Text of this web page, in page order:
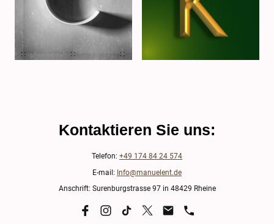
Kontaktieren Sie uns:
Telefon: +49 174 84 24 574
E-mail: Info@manuelent.de
Anschrift: Surenburgstrasse 97 in 48429 Rheine